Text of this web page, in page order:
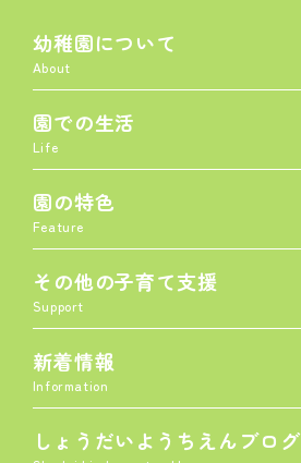
幼稚園について
About
園での生活
Life
園の特色
Feature
その他の子育て支援
Support
新着情報
Information
しょうだいようちえんブログ